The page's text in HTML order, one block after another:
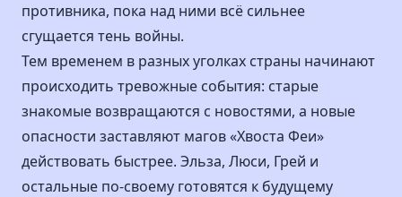
противника, пока над ними всё сильнее
сгущается тень войны.
Тем временем в разных уголках страны начинают
происходить тревожные события: старые
знакомые возвращаются с новостями, а новые
опасности заставляют магов «Хвоста Феи»
действовать быстрее. Эльза, Люси, Грей и
остальные по-своему готовятся к будущему